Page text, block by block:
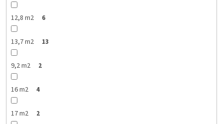
12,8 m2 6
13,7 m2 13
9,2 m2 2
16 m2 4
17 m2 2